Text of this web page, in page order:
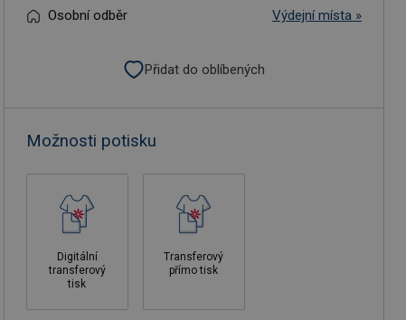
Osobní odběr
Výdejní místa »
Přidat do oblíbených
Možnosti potisku
Digitální
transferový
tisk
Transferový
přímo tisk